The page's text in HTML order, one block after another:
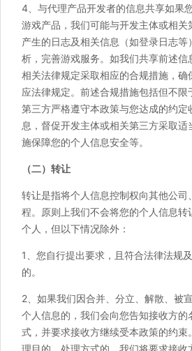
4、与代理产品开发者的信息共享如果
游戏产品，我们可能与开发主体或相关
产生的日志及相关信息（如登录日志等
析，完善游戏服务。如我们共享前述信
相关法律规定采取相应的合规措施，确
应法律规定。前述合规措施包括但不限
第三方严格遵守本政策与您达成的约定
息，督促开发主体或相关第三方采取
施保障您的个人信息安全等。
（二）转让
转让是指将个人信息控制权向其他公司
程。原则上我们不会将您的个人信息转
个人，但以下情况除外：
1、您自行提出要求，且符合法律法规
的。
2、如果我们因合并、分立、解散、被
个人信息的，我们会向您告知接收方的
式，并要求接收方继续受本政策的约束
理目的、处理方式的，我们将要求接收